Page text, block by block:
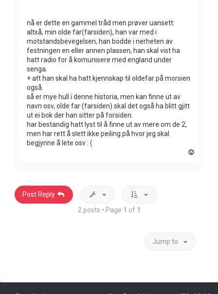
nå er dette en gammel tråd men prøver uansett.
altså, min olde far(farsiden), han var med i
motstandsbevegelsen, han bodde i nerheten av
festningen en eller annen plassen, han skal vist ha
hatt radio for å komunisere med england under
senga.
+ att han skal ha hatt kjennskap til oldefar på morsien
også.
så er mye hull i denne historia, men kan finne ut av
navn osv, olde far (farsiden) skal det også ha blitt gjitt
ut ei bok der han sitter på forsiden.
har bestandig hatt lyst til å finne ut av mere om de 2,
men har rett å slett ikke peiling på hvor jeg skal
begjynne å lete osv : (
Post Reply
2 posts • Page 1 of 1
Jump to